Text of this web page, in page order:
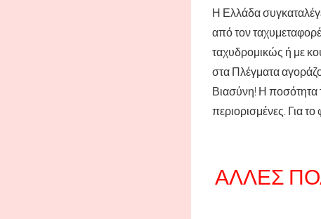
Η Ελλάδα
από τον
ταχυδρομικώς ή με
στα Πλέγματα
Βιασύνη! Η ποσότητα
περιορισμένες. Για
ΆΛΛΕΣ